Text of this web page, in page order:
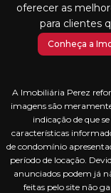
oferecer as
para clientes
Conheça a
A Imobiliária Perez
imagens são
indicação de que
características
de condomínio
período de locação.
anunciados podem já
feitas pelo site não